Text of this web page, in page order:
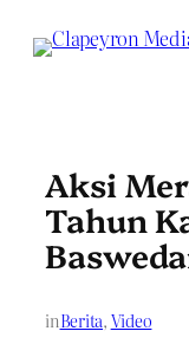
Aksi
Tahun
inBerita, Video